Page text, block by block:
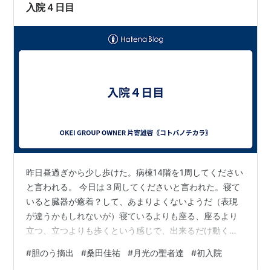
いた病院へ行ってきました 〇〇病院。。 院長先生あての
入院４日目
昨日昼過ぎから少し歩けた。病棟14階を1周してください
と言われる。 今日は３周してくださいと言われた。寝て
いると臓器が癒着？して、あまりよくないようだ（表現
が違うかもしれないが）寝ているよりも座る、座るより
立つ、立つよりも歩くという感じで、出来るだけ動くこ
どんどん硬直していく。 お腹にいくつか穴をあけて、お
#胆のう摘出 #桑田佳祐 #月光の聖者達 #初入院